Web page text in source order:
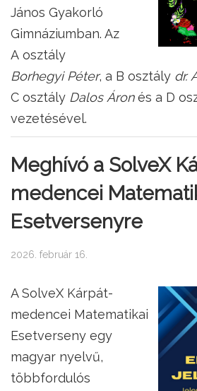
János Gyakorló
Gimnáziumban. Az
A osztály
Borhegyi Péter, a B osztály dr.
C osztály Dalos Áronés a D
vezetésével.
Meghívó a SolveX
medencei
Esetversenyre
2026. február 16.
A SolveX Kárpát-
medencei Matematikai
Esetverseny egy
magyar nyelvű,
többfordulós